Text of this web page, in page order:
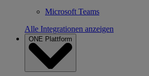
Microsoft Teams
Alle Integrationen anzeigen
ONE Plattform